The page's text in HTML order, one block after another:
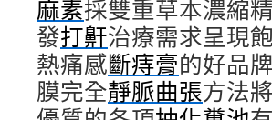
麻素採雙重草本濃縮
發打鼾治療需求呈現
熱痛感斷痔膏的好品
膜完全靜脈曲張方法